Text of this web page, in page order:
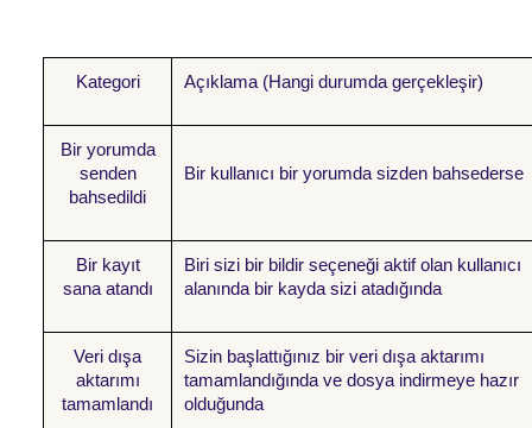
Kategori Açıklama (Hangi durumda gerçekleşir)
Bir yorumda
senden
bahsedildi
Bir kullanıcı bir yorumda sizden bahsederse
Bir kayıt
sana atandı
Biri sizi bir bildir seçeneği aktif olan kullanıcı
alanında bir kayda sizi atadığında
Veri dışa
aktarımı
tamamlandı
Sizin başlattığınız bir veri dışa aktarımı
tamamlandığında ve dosya indirmeye hazır
olduğunda